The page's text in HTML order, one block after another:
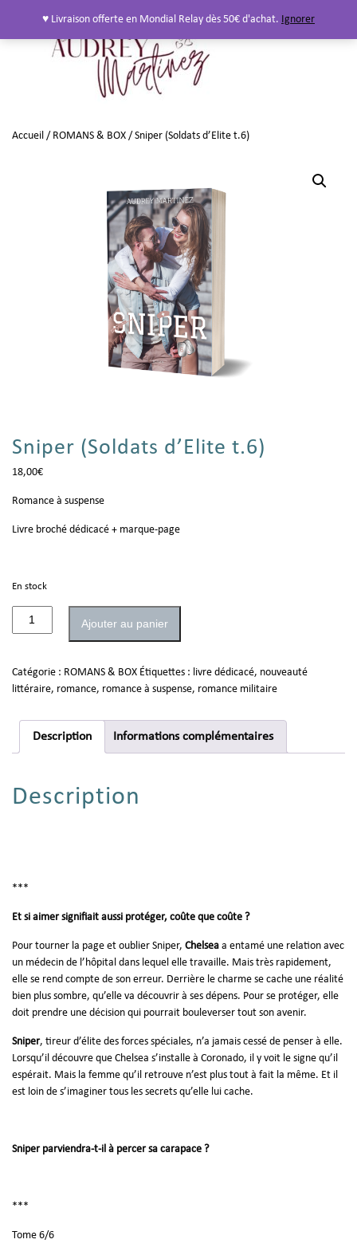
Accueil / ROMANS & BOX / Sniper (Soldats d’Elite t.6)
Sniper (Soldats d’Elite t.6)
18,00€
Romance à suspense
Livre broché dédicacé + marque-page
En stock
Ajouter au panier
Catégorie : ROMANS & BOX Étiquettes : livre dédicacé, nouveauté
littéraire, romance, romance à suspense, romance militaire
Description Informations complémentaires
Description
***
Et si aimer signifiait aussi protéger, coûte que coûte ?
Pour tourner la page et oublier Sniper, Chelsea a entamé une relation avec
un médecin de l’hôpital dans lequel elle travaille. Mais très rapidement,
elle se rend compte de son erreur. Derrière le charme se cache une réalité
bien plus sombre, qu’elle va découvrir à ses dépens. Pour se protéger, elle
doit prendre une décision qui pourrait bouleverser tout son avenir.
Sniper, tireur d’élite des forces spéciales, n’a jamais cessé de penser à elle.
Lorsqu’il découvre que Chelsea s’installe à Coronado, il y voit le signe qu’il
espérait. Mais la femme qu’il retrouve n’est plus tout à fait la même. Et il
est loin de s’imaginer tous les secrets qu’elle lui cache.
Sniper parviendra-t-il à percer sa carapace ?
***
Tome 6/6
♥ Livraison offerte en Mondial Relay dès 50€ d'achat. Ignorer